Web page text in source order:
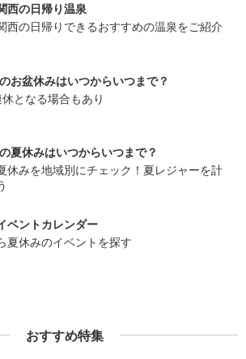
西の日帰り温泉
西の日帰りできるおすすめの温泉をご紹介
お盆休みはいつからいつまで？
となる場合もあり
夏休みはいつからいつまで？
休みを地域別にチェック！夏レジャーを計
ベントカレンダー
夏休みのイベントを探す
おすすめ特集